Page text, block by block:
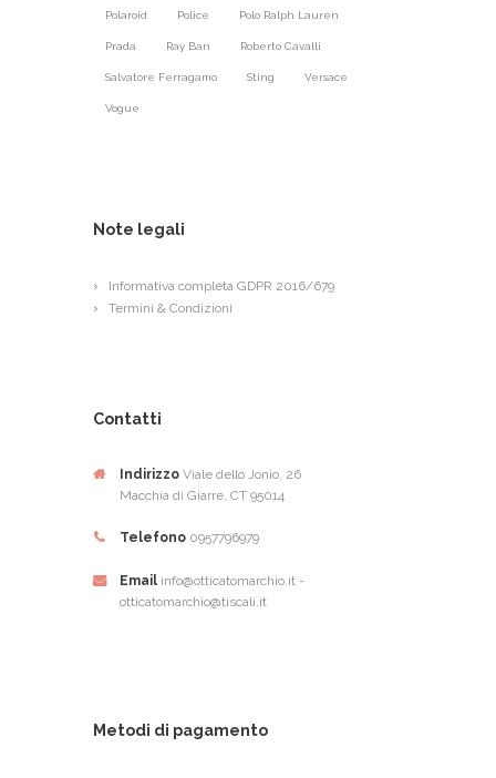
Polaroid Police Polo Ralph Lauren
Prada Ray Ban Roberto Cavalli
Salvatore Ferragamo Sting Versace
Vogue
Note legali
Informativa completa GDPR 2016/679
Termini & Condizioni
Contatti
Indirizzo Viale dello Jonio, 26
Macchia di Giarre, CT 95014
Telefono 0957796979
Email info@otticatomarchio.it -
otticatomarchio@tiscali.it
Metodi di pagamento